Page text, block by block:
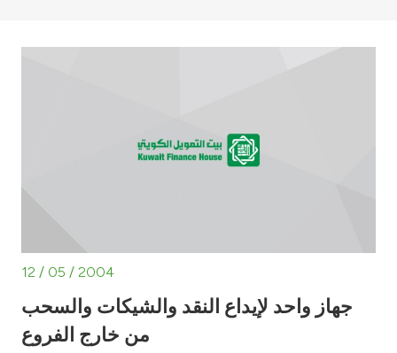
12 / 05 / 2004
جهاز واحد لإيداع النقد والشيكات والسحب
من خارج الفروع